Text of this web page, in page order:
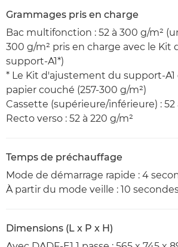
Grammages pris en charge
Bac multifonction : 52 à 300 g/m²
300 g/m² pris en charge avec le
support-A1*)
* Le Kit d'ajustement du support-
papier couché (257-300 g/m²)
Cassette (supérieure/inférieure) : 52
Recto verso : 52 à 220 g/m²
Temps de préchauffage
Mode de démarrage rapide : 4
À partir du mode veille : 10
Dimensions (L x P x H)